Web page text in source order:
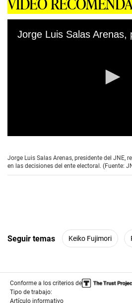
e
c
i
n
s
0
Jorge Luis Salas Arenas, presidente del JNE,
en las decisiones del ente electoral. (Fuente:
Seguir temas Keiko Fujimori
Conforme a los criterios de
Tipo de trabajo:
Artículo informativo